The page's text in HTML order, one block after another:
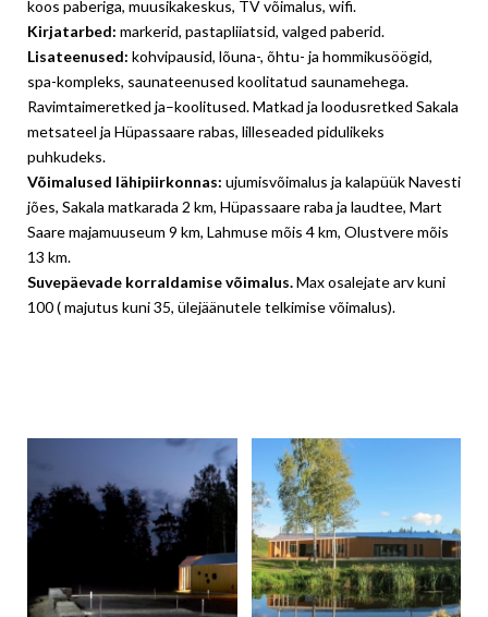
koos paberiga, muusikakeskus, TV võimalus, wifi.
Kirjatarbed: markerid, pastapliiatsid, valged paberid.
Lisateenused: kohvipausid, lõuna-, õhtu- ja hommikusöögid,
spa-kompleks, saunateenused koolitatud saunamehega.
Ravimtaimeretked ja–koolitused. Matkad ja loodusretked Sakala
metsateel ja Hüpassaare rabas, lilleseaded pidulikeks
puhkudeks.
Võimalused lähipiirkonnas: ujumisvõimalus ja kalapüük Navesti
jões, Sakala matkarada 2 km, Hüpassaare raba ja laudtee, Mart
Saare majamuuseum 9 km, Lahmuse mõis 4 km, Olustvere mõis
13 km.
Suvepäevade korraldamise võimalus.Max osalejate arv kuni
100 ( majutus kuni 35, ülejäänutele telkimise võimalus).